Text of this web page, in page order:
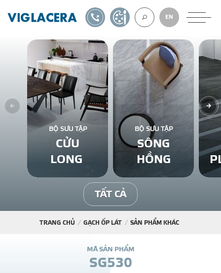
VỀ CHÚNG
GẠCH ỐP LÁT
BÊ TÔNG KHÍ
NGÓI LỢP
EN
1900561582TỰ THIẾT KẾ
BỘ SƯU TẬP
CỬU
LONG
BỘ SƯU TẬP
SÔNG
HỒNG
TẤT CẢ
TRANG CHỦ GẠCH ỐP LÁT SẢN PHẨM KHÁC
MÃ SẢN PHẨM
SG530